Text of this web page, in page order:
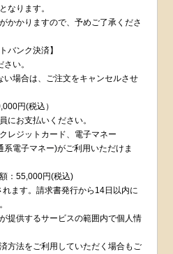
なります。
かかりますので、予めご了承くださ
バンク決済】
い。
い場合は、ご注文をキャンセルさせ
円(税込）
にお支払いください。
レジットカード、電子マネー
電子マネー)がご利用いただけま
：55,000円(税込)
ます。請求書発行から14日以内に
提供するサービスの範囲内で個人情
方法をご利用していただく場合もご